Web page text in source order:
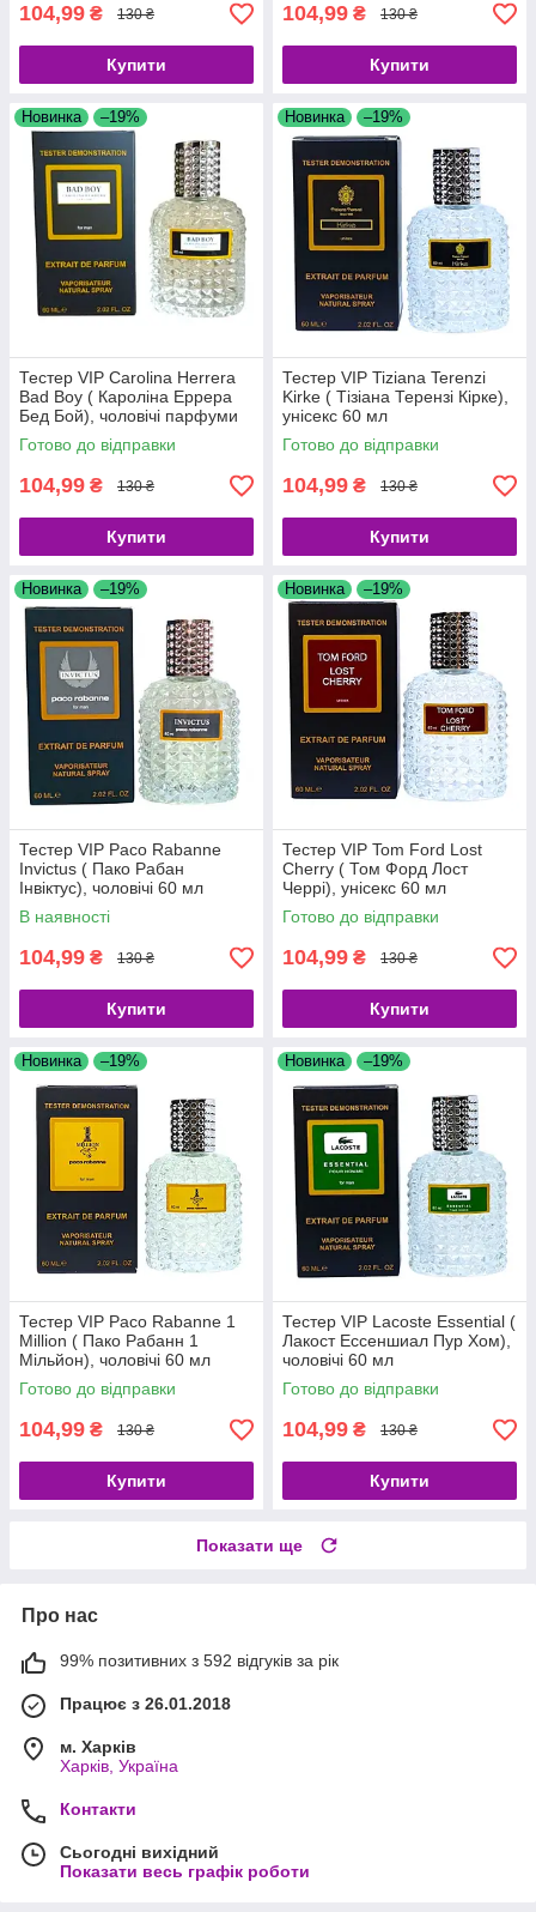
104,99 ₴ 130 ₴
Купити
104,99 ₴ 130 ₴
Купити
Новинка –19%
Тестер VIP Carolina Herrera
Bad Boy ( Кароліна Еррера
Бед Бой), чоловічі парфуми
60 мл
Готово до відправки
104,99 ₴ 130 ₴
Купити
Новинка –19%
Тестер VIP Tiziana Terenzi
Kirke ( Тізіана Терензі Кірке),
унісекс 60 мл
Готово до відправки
104,99 ₴ 130 ₴
Купити
Новинка –19%
Тестер VIP Paco Rabanne
Invictus ( Пако Рабан
Інвіктус), чоловічі 60 мл
В наявності
104,99 ₴ 130 ₴
Купити
Новинка –19%
Тестер VIP Tom Ford Lost
Cherry ( Том Форд Лост
Черрі), унісекс 60 мл
Готово до відправки
104,99 ₴ 130 ₴
Купити
Новинка –19%
Тестер VIP Paco Rabanne 1
Million ( Пако Рабанн 1
Мільйон), чоловічі 60 мл
Готово до відправки
104,99 ₴ 130 ₴
Купити
Новинка –19%
Тестер VIP Lacoste Essential (
Лакост Ессеншиал Пур Хом),
чоловічі 60 мл
Готово до відправки
104,99 ₴ 130 ₴
Купити
Показати ще
Про нас
99% позитивних з 592 відгуків за рік
Працює з 26.01.2018
м. Харків
Харків, Україна
Контакти
Сьогодні вихідний
Показати весь графік роботи